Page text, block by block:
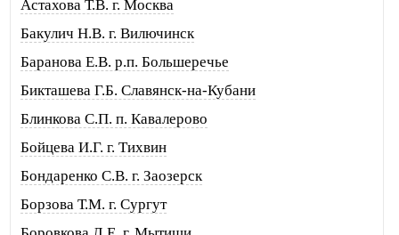
Астахова Т.В. г. Москва
Бакулич Н.В. г. Вилючинск
Баранова Е.В. р.п. Большеречье
Бикташева Г.Б. Славянск-на-Кубани
Блинкова С.П. п. Кавалерово
Бойцева И.Г. г. Тихвин
Бондаренко С.В. г. Заозерск
Борзова Т.М. г. Сургут